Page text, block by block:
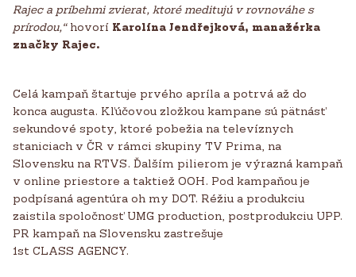
Rajec a príbehmi zvierat, ktoré meditujú v rovnováhe s
prírodou,“hovorí Karolína Jendřejková, manažérka
značky Rajec.
Celá kampaň štartuje prvého apríla a potrvá až do
konca augusta. Kľúčovou zložkou kampane sú pätnásť
sekundové spoty, ktoré pobežia na televíznych
staniciach v ČR v rámci skupiny TV Prima, na
Slovensku na RTVS. Ďalším pilierom je výrazná kampaň
v online priestore a taktiež OOH. Pod kampaňou je
podpísaná agentúra oh my DOT. Réžiu a produkciu
zaistila spoločnosť UMG production, postprodukciu UPP.
PR kampaň na Slovensku zastrešuje
1st CLASS AGENCY.